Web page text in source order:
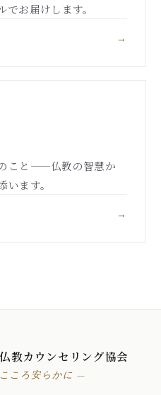
お届けします。
→
こと——仏教の智慧か
ます。
→
教カウンセリング協会
ころ安らかに —